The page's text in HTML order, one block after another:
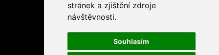
stránek a zjištění zdroje
návštěvnosti.
Souhlasím